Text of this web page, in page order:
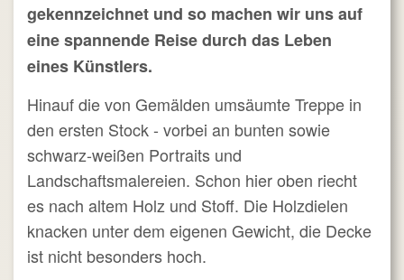
gekennzeichnet und so machen wir uns auf
eine spannende Reise durch das Leben
eines Künstlers.
Hinauf die von Gemälden umsäumte Treppe in
den ersten Stock - vorbei an bunten sowie
schwarz-weißen Portraits und
Landschaftsmalereien. Schon hier oben riecht
es nach altem Holz und Stoff. Die Holzdielen
knacken unter dem eigenen Gewicht, die Decke
ist nicht besonders hoch.